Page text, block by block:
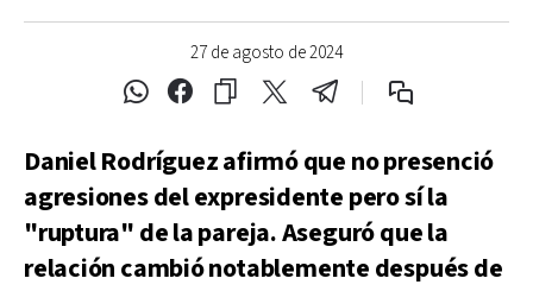
27 de agosto de 2024
Daniel Rodríguez afirmó que no presenció
agresiones del expresidente pero sí la
"ruptura" de la pareja. Aseguró que la
relación cambió notablemente después de